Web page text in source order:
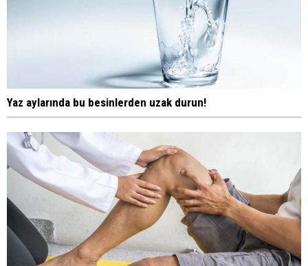
Yaz aylarında bu besinlerden uzak durun!